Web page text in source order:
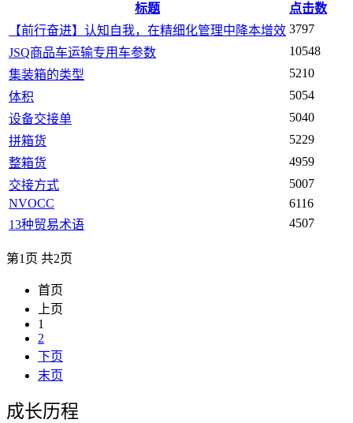
标题
点击数
【前行奋进】认知自我，在精细化管理中降本增效 3797
JSQ商品车运输专用车参数
10548
集装箱的类型
5210
体积
5054
设备交接单
5040
拼箱货
5229
整箱货
4959
交接方式
5007
NVOCC
6116
13种贸易术语
4507
第1页 共2页
首页
上页
1
2
下页
末页
成长历程